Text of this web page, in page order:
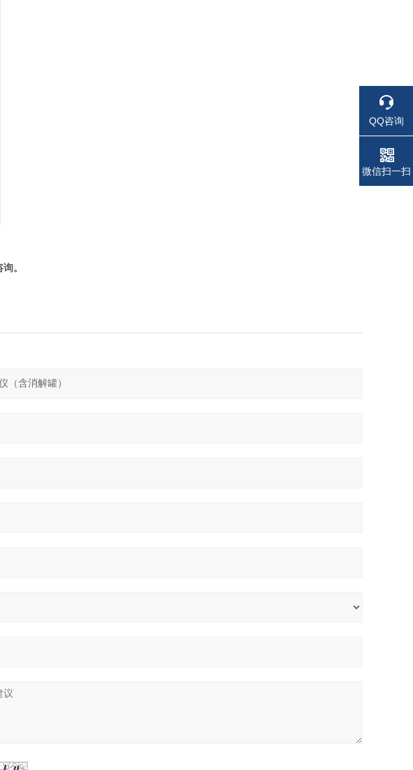
。
QQ咨询
电话
电话
微信扫一扫